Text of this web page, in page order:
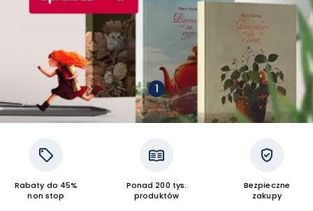
Rabaty do 45%
non stop
Ponad 200 tys.
produktów
Bezpieczne
zakupy